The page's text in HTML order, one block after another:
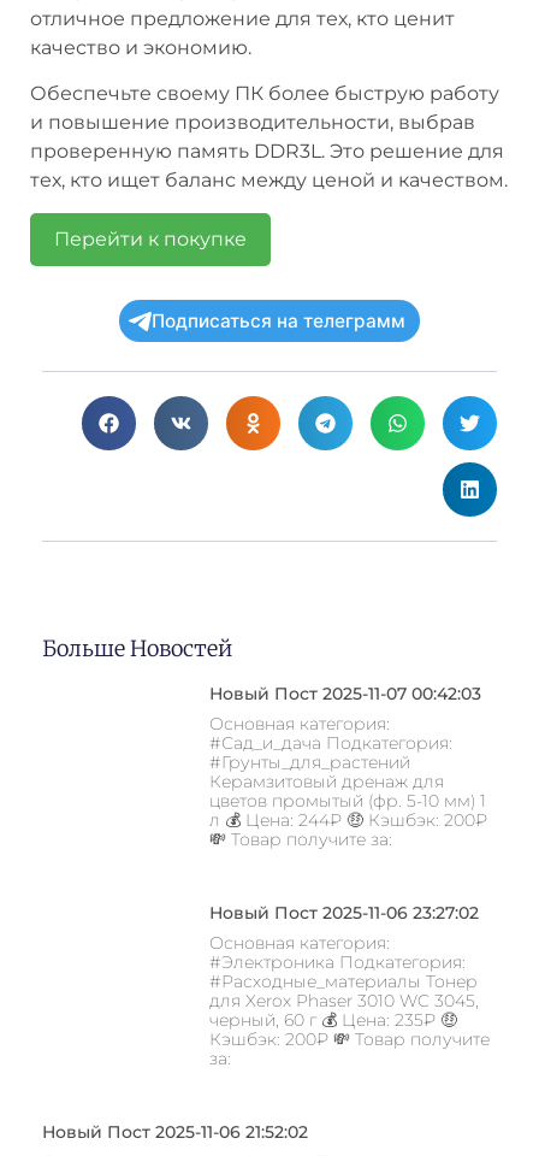
отличное предложение для тех, кто ценит
качество и экономию.
Обеспечьте своему ПК более быструю работу
и повышение производительности, выбрав
проверенную память DDR3L. Это решение для
тех, кто ищет баланс между ценой и качеством.
Перейти к покупке
Подписаться на телеграмм
Больше Новостей
Новый Пост 2025-11-07 00:42:03
Основная категория:
#Сад_и_дача Подкатегория:
#Грунты_для_растений
Керамзитовый дренаж для
цветов промытый (фр. 5-10 мм) 1
л 💰 Цена: 244₽ 🤑 Кэшбэк: 200₽
💸 Товар получите за:
Новый Пост 2025-11-06 23:27:02
Основная категория:
#Электроника Подкатегория:
#Расходные_материалы Тонер
для Xerox Phaser 3010 WC 3045,
черный, 60 г 💰 Цена: 235₽ 🤑
Кэшбэк: 200₽ 💸 Товар получите
за:
Новый Пост 2025-11-06 21:52:02